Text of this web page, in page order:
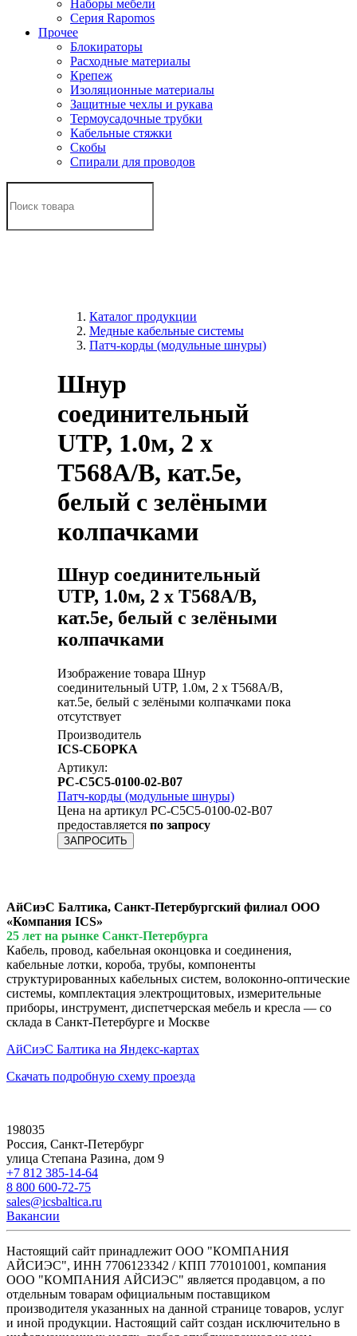
Наборы мебели
Серия Rapomos
Прочее
Блокираторы
Расходные материалы
Крепеж
Изоляционные материалы
Защитные чехлы и рукава
Термоусадочные трубки
Кабельные стяжки
Скобы
Спирали для проводов
Каталог продукции
Медные кабельные системы
Патч-корды (модульные шнуры)
Шнур
соединительный
UTP, 1.0м, 2 x
T568A/B, кат.5е,
белый с зелёными
колпачками
Шнур соединительный
UTP, 1.0м, 2 x T568A/B,
кат.5е, белый с зелёными
колпачками
Изображение товара Шнур
соединительный UTP, 1.0м, 2 x T568A/B,
кат.5е, белый с зелёными колпачками пока
отсутствует
Производитель
ICS-СБОРКА
Артикул:
PC-C5C5-0100-02-B07
Патч-корды (модульные шнуры)
Цена на артикул PC-C5C5-0100-02-B07
предоставляется по запросу
ЗАПРОСИТЬ
АйСиэС Балтика, Санкт-Петербургский филиал ООО
«Компания ICS»
25 лет на рынке Санкт-Петербурга
Кабель, провод, кабельная оконцовка и соединения,
кабельные лотки, короба, трубы, компоненты
структурированных кабельных систем, волоконно-оптические
системы, комплектация электрощитовых, измерительные
приборы, инструмент, диспетчерская мебель и кресла — со
склада в Санкт-Петербурге и Москве
АйСиэС Балтика на Яндекс-картах
Скачать подробную схему проезда
198035
Россия, Санкт-Петербург
улица Степана Разина, дом 9
+7 812 385-14-64
8 800 600-72-75
sales@icsbaltica.ru
Вакансии
Настоящий сайт принадлежит ООО "КОМПАНИЯ
АЙСИЭС", ИНН 7706123342 / КПП 770101001, компания
ООО "КОМПАНИЯ АЙСИЭС" является продавцом, а по
отдельным товарам официальным поставщиком
производителя указанных на данной странице товаров, услуг
и иной продукции. Настоящий сайт создан исключительно в